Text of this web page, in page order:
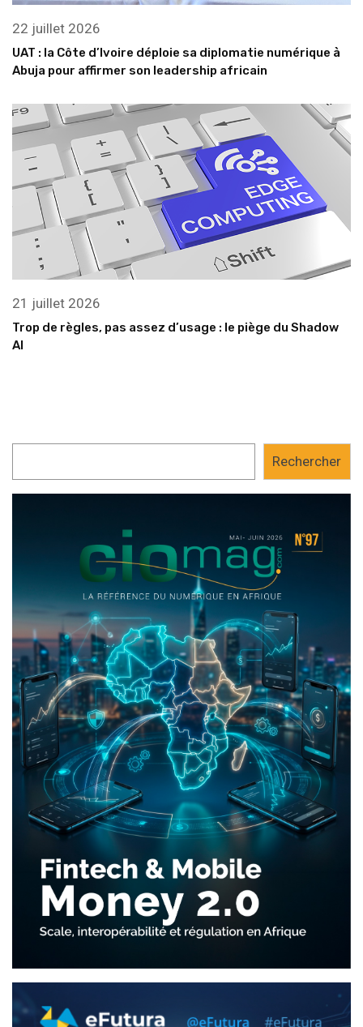
22 juillet 2026
UAT : la Côte d’Ivoire déploie sa diplomatie numérique à
Abuja pour affirmer son leadership africain
21 juillet 2026
Trop de règles, pas assez d’usage : le piège du Shadow
AI
Rechercher